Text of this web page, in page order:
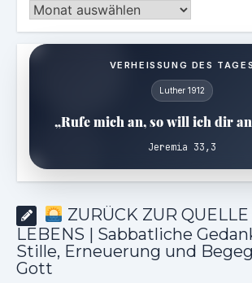
Archiv
VERHEISSUNG DES TAGES
Luther 1912
„Rufe mich an, so will ich dir
Jeremia 33,3
ZURÜCK ZUR
LEBENS | Sabbatliche
Stille, Erneuerung und
Gott